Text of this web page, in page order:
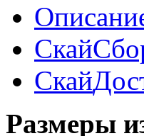
Скай
Скай
Размеры